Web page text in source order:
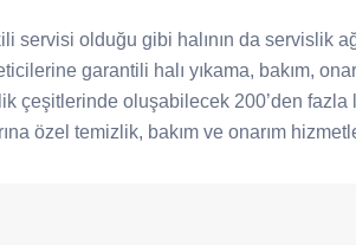
servisi olduğu gibi halının da servislik
garantili halı yıkama, bakım,
çeşitlerinde oluşabilecek 200’den
özel temizlik, bakım ve onarım